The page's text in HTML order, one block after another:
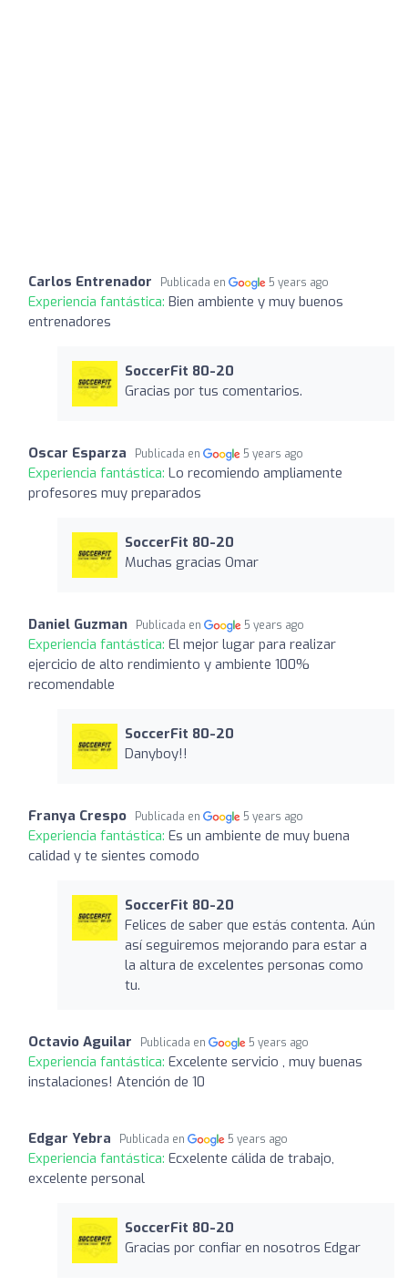
Carlos Entrenador Publicada en 5 years ago
Experiencia fantástica: Bien ambiente y muy buenos
entrenadores
SoccerFit 80-20
Gracias por tus comentarios.
Oscar Esparza Publicada en 5 years ago
Experiencia fantástica: Lo recomiendo ampliamente
profesores muy preparados
SoccerFit 80-20
Muchas gracias Omar
Daniel Guzman Publicada en 5 years ago
Experiencia fantástica: El mejor lugar para realizar
ejercicio de alto rendimiento y ambiente 100%
recomendable
SoccerFit 80-20
Danyboy!!
Franya Crespo Publicada en 5 years ago
Experiencia fantástica: Es un ambiente de muy buena
calidad y te sientes comodo
SoccerFit 80-20
Felices de saber que estás contenta. Aún
así seguiremos mejorando para estar a
la altura de excelentes personas como
tu.
Octavio Aguilar Publicada en 5 years ago
Experiencia fantástica: Excelente servicio , muy buenas
instalaciones! Atención de 10
Edgar Yebra Publicada en 5 years ago
Experiencia fantástica: Ecxelente cálida de trabajo,
excelente personal
SoccerFit 80-20
Gracias por confiar en nosotros Edgar